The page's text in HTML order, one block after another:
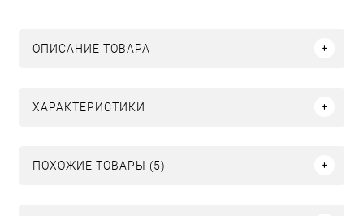
ОПИСАНИЕ ТОВАРА
ХАРАКТЕРИСТИКИ
ПОХОЖИЕ ТОВАРЫ (5)